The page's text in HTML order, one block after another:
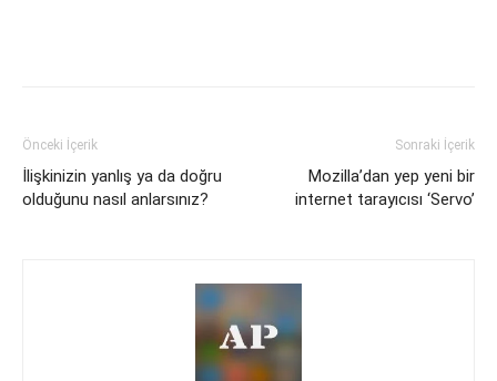
Önceki İçerik
İlişkinizin yanlış ya da doğru
olduğunu nasıl anlarsınız?
Sonraki İçerik
Mozilla’dan yep yeni bir
internet tarayıcısı ‘Servo’